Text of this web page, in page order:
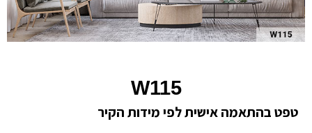
W115
טפט בהתאמה אישית לפי מידות הקיר